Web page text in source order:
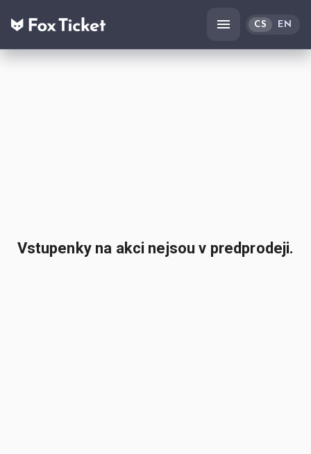
CS EN
Vstupenky na akci nejsou v predprodeji.